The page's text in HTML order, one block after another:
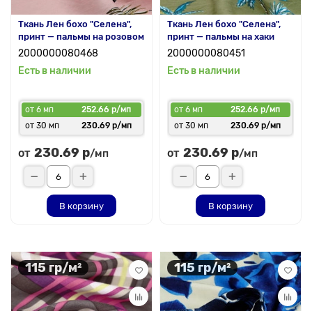
Ткань Лен бохо "Селена",
принт — пальмы на розовом
2000000080468
Есть в наличии
от 6 мп
252.66 р/мп
от 30 мп
230.69 р/мп
от 230.69 р/мп
В корзину
Ткань Лен бохо "Селена",
принт — пальмы на хаки
2000000080451
Есть в наличии
от 6 мп
252.66 р/мп
от 30 мп
230.69 р/мп
от 230.69 р/мп
В корзину
115 гр/м² 115 гр/м²